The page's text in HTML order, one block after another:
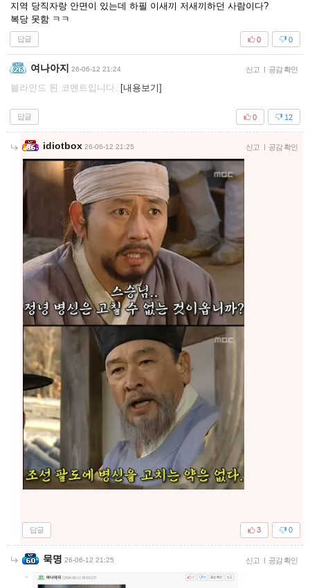
지역 당직자랑 안면이 있는데 하필 이새끼 저새끼하던 사람이다?
복당 못함 ㅋㅋ
답글 0
0
여나아지 26-06-12 21:24 신고 공감 확인
블라인드 된 코멘트입니다. [내용보기]
답글 12
0
idiotbox 26-06-12 21:25 신고 공감 확인
답글 0
3
묵명 26-06-12 21:25 신고 | 공감 확인